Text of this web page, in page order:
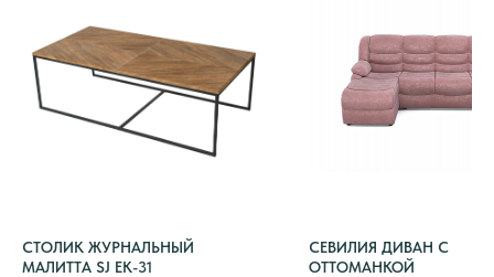
СТОЛИК ЖУРНАЛЬНЫЙ
МАЛИТТА SJ EK-31
СЕВИЛИЯ ДИВАН С
ОТТОМАНКОЙ